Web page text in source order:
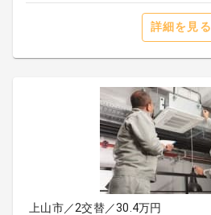
詳細を見る
上山市／2交替／30.4万円